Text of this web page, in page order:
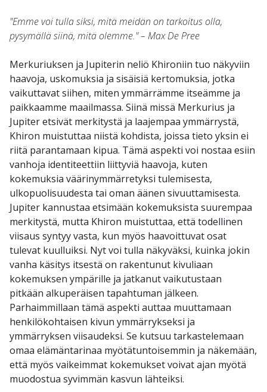
"Emme voi tulla siksi, mitä meidän on tarkoitus olla,
pysymällä siinä, mitä olemme." – Max De Pree
Merkuriuksen ja Jupiterin neliö Khironiin tuo näkyviin
haavoja, uskomuksia ja sisäisiä kertomuksia, jotka
vaikuttavat siihen, miten ymmärrämme itseämme ja
paikkaamme maailmassa. Siinä missä Merkurius ja
Jupiter etsivät merkitystä ja laajempaa ymmärrystä,
Khiron muistuttaa niistä kohdista, joissa tieto yksin ei
riitä parantamaan kipua. Tämä aspekti voi nostaa esiin
vanhoja identiteettiin liittyviä haavoja, kuten
kokemuksia väärinymmärretyksi tulemisesta,
ulkopuolisuudesta tai oman äänen sivuuttamisesta.
Jupiter kannustaa etsimään kokemuksista suurempaa
merkitystä, mutta Khiron muistuttaa, että todellinen
viisaus syntyy vasta, kun myös haavoittuvat osat
tulevat kuulluiksi. Nyt voi tulla näkyväksi, kuinka jokin
vanha käsitys itsestä on rakentunut kivuliaan
kokemuksen ympärille ja jatkanut vaikutustaan
pitkään alkuperäisen tapahtuman jälkeen.
Parhaimmillaan tämä aspekti auttaa muuttamaan
henkilökohtaisen kivun ymmärrykseksi ja
ymmärryksen viisaudeksi. Se kutsuu tarkastelemaan
omaa elämäntarinaa myötätuntoisemmin ja näkemään,
että myös vaikeimmat kokemukset voivat ajan myötä
muodostua syvimmän kasvun lähteiksi.